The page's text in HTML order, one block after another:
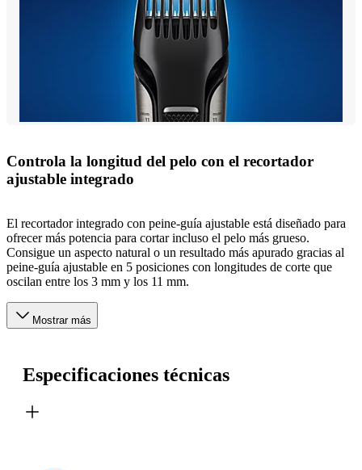
Controla la longitud del pelo con el recortador
ajustable integrado
El recortador integrado con peine-guía ajustable está diseñado para
ofrecer más potencia para cortar incluso el pelo más grueso.
Consigue un aspecto natural o un resultado más apurado gracias al
peine-guía ajustable en 5 posiciones con longitudes de corte que
oscilan entre los 3 mm y los 11 mm.
Mostrar más
Especificaciones técnicas